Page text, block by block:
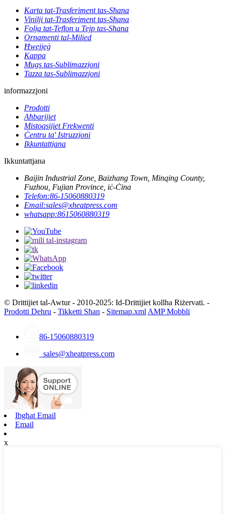
Karta tat-Trasferiment tas-Sħana
Vinilji tat-Trasferiment tas-Sħana
Folja tat-Teflon u Tejp tas-Sħana
Ornamenti tal-Milied
Ħwejjeġ
Kappa
Mugs tas-Sublimazzjoni
Tazza tas-Sublimazzjoni
informazzjoni
Prodotti
Aħbarijiet
Mistoqsijiet Frekwenti
Ċentru ta' Istruzzjoni
Ikkuntattjana
Ikkuntattjana
Baijin Industrial Zone, Baizhang Town, Minqing County,
Fuzhou, Fujian Province, iċ-Ċina
Telefon:86-15060880319
Email:sales@xheatpress.com
whatsapp:8615060880319
© Drittijiet tal-Awtur - 2010-2025: Id-Drittijiet kollha Riżervati. -
Prodotti Dehru - Tikketti Sħan - Sitemap.xml AMP Mobbli
86-15060880319
sales@xheatpress.com
Ibgħat Email
Email
x